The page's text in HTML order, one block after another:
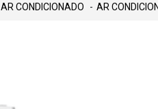
AR CONDICIONADO AR